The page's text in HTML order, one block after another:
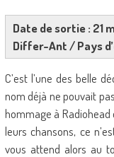
Date de sortie : 21
Differ-Ant / Pays
C’est l’une des belle
nom déjà ne pouvait
hommage à Radiohead
leurs chansons, ce
vous attend alors au